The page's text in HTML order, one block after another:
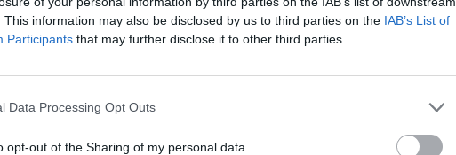
This information may also be disclosed by us to third parties on the IAB’s List of
Participants that may further disclose it to other third parties.
Data Processing Opt Outs
opt-out of the Sharing of my personal data.
się stabilnie, spokojnie i po prostu ok. Nie
mimo iż badania pokazują że buprenorfina może
lekarza który chciałby podjąć ze mną dłuższą
jakiś czas może mi to pomagać i być stosowana.
powolnego odstawiania buprenorfiny szukając innego
może jakis pomysł co zrobić w takiej sytuacji ?
Lekarza od adhd żeby były komplet badań,